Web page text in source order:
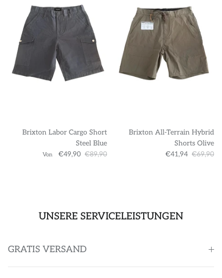
Brixton Labor Cargo Short
Steel Blue
Von €49,90 €89,90
Brixton All-Terrain Hybrid
Shorts Olive
€41,94 €69,90
UNSERE SERVICELEISTUNGEN
GRATIS VERSAND